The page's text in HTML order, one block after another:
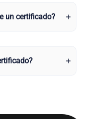
un certificado?